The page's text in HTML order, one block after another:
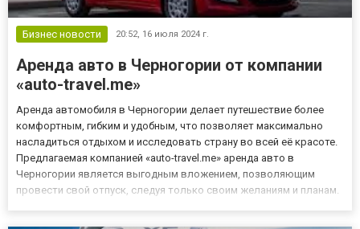
Бизнес новости 20:52, 16 июля 2024 г.
Аренда авто в Черногории от компании
«auto-travel.me»
Аренда автомобиля в Черногории делает путешествие более
комфортным, гибким и удобным, что позволяет максимально
насладиться отдыхом и исследовать страну во всей её красоте.
Предлагаемая компанией «auto-travel.me» аренда авто в
Черногории является выгодным вложением, позволяющим
провести свой отпуск, следуя только своим желаниям и планам.